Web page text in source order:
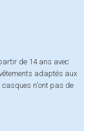
de 14 ans avec
adaptés aux
casques n'ont pas de